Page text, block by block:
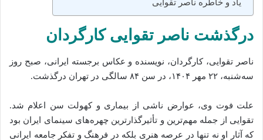
یاد و خاطره ناصر تقوایی
درگذشت ناصر تقوایی کارگردان
ناصر تقوایی، کارگردان، نویسنده و عکاس برجسته ایرانی، صبح روز
سه‌شنبه، ۲۲ مهر ۱۴۰۴، در سن ۸۴ سالگی در تهران درگذشت.
علت فوت وی، عوارض ناشی از بیماری و کهولت سن اعلام شد.
تقوایی از جمله مهم‌ترین و تأثیرگذارترین چهره‌های سینمای ایران بود
که آثار او نه تنها در عرصه هنری بلکه در فرهنگ و تفکر جامعه ایرانی